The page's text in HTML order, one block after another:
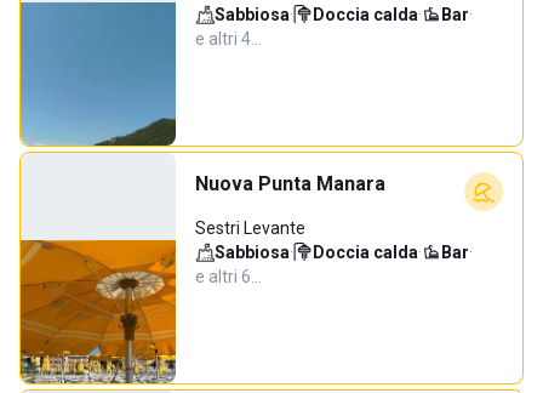
Sabbiosa· Doccia calda· Bar·
e altri 4…
Nuova Punta Manara
Sestri Levante
Sabbiosa· Doccia calda· Bar·
e altri 6…